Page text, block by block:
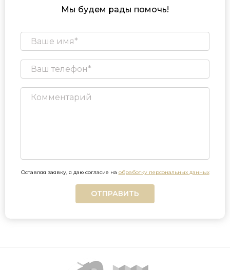
Мы будем рады помочь!
Оставляя заявку, я даю согласие на обработку персональных данных
ОТПРАВИТЬ